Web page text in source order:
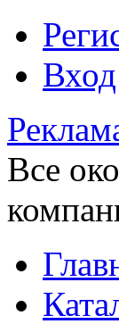
Вход
Все